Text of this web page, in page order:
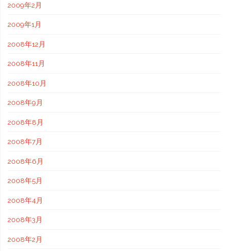
2009年2月
2009年1月
2008年12月
2008年11月
2008年10月
2008年9月
2008年8月
2008年7月
2008年6月
2008年5月
2008年4月
2008年3月
2008年2月